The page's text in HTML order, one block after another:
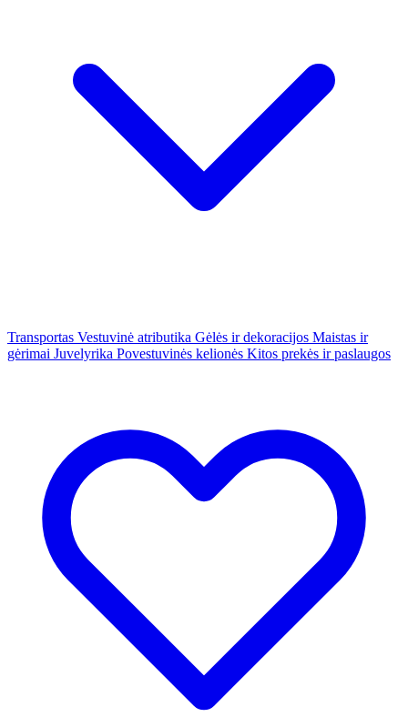
Transportas Vestuvinė atributika Gėlės ir dekoracijos Maistas ir
gėrimai Juvelyrika Povestuvinės kelionės Kitos prekės ir paslaugos